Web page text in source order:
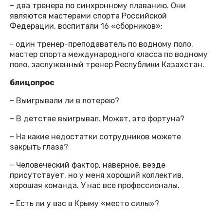
– два тренера по синхронному плаванию. Они
являются мастерами спорта Российской
Федерации, воспитали 16 «сборников»;
- один тренер-преподаватель по водному поло,
мастер спорта международного класса по водному
поло, заслуженный тренер Республики Казахстан.
блицопрос
– Выигрывали ли в лотерею?
– В детстве выигрывал. Может, это фортуна?
– На какие недостатки сотрудников можете
закрыть глаза?
– Человеческий фактор, наверное, везде
присутствует, но у меня хороший коллектив,
хорошая команда. У нас все профессионалы.
– Есть ли у вас в Крыму «место силы»?